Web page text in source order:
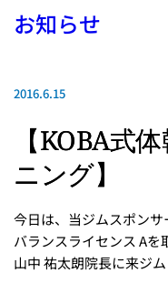
お知らせ
2016.6.15
【KOBA式
ニング】
今日は、当ジムスポン
バランスライセンス Aを
山中 祐太朗院長に来ジ